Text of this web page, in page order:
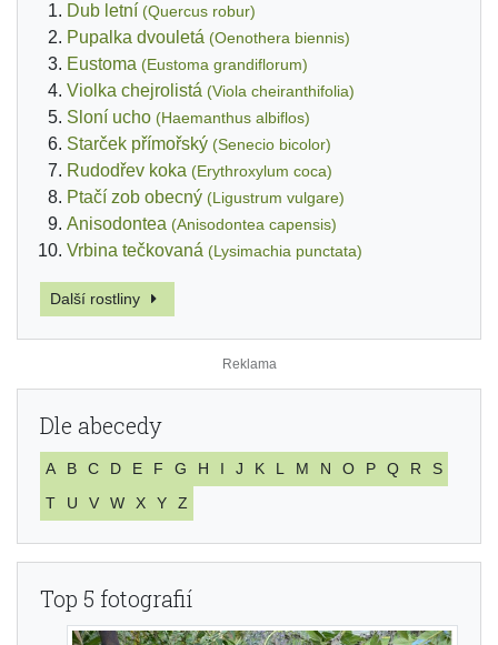
Dub letní (Quercus robur)
Pupalka dvouletá (Oenothera biennis)
Eustoma (Eustoma grandiflorum)
Violka chejrolistá (Viola cheiranthifolia)
Sloní ucho (Haemanthus albiflos)
Starček přímořský (Senecio bicolor)
Rudodřev koka (Erythroxylum coca)
Ptačí zob obecný (Ligustrum vulgare)
Anisodontea (Anisodontea capensis)
Vrbina tečkovaná (Lysimachia punctata)
Další rostliny
Dle abecedy
A B C D E F G H I J K L M N O P Q R
S
T
U V W X Y Z
Top 5 fotografií